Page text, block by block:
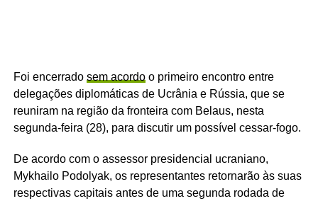
Foi encerrado sem acordoo primeiro encontro entre
delegações diplomáticas de Ucrânia e Rússia, que se
reuniram na região da fronteira com Belaus, nesta
segunda-feira (28), para discutir um possível cessar-fogo.
De acordo com o assessor presidencial ucraniano,
Mykhailo Podolyak, os representantes retornarão às suas
respectivas capitais antes de uma segunda rodada de